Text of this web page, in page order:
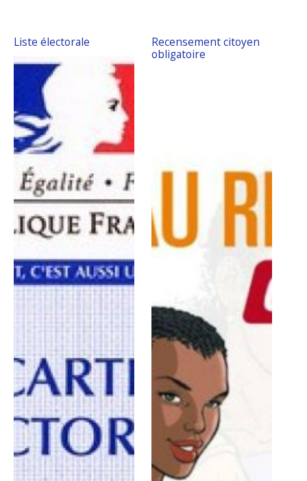
Liste électorale
Recensement citoyen
obligatoire